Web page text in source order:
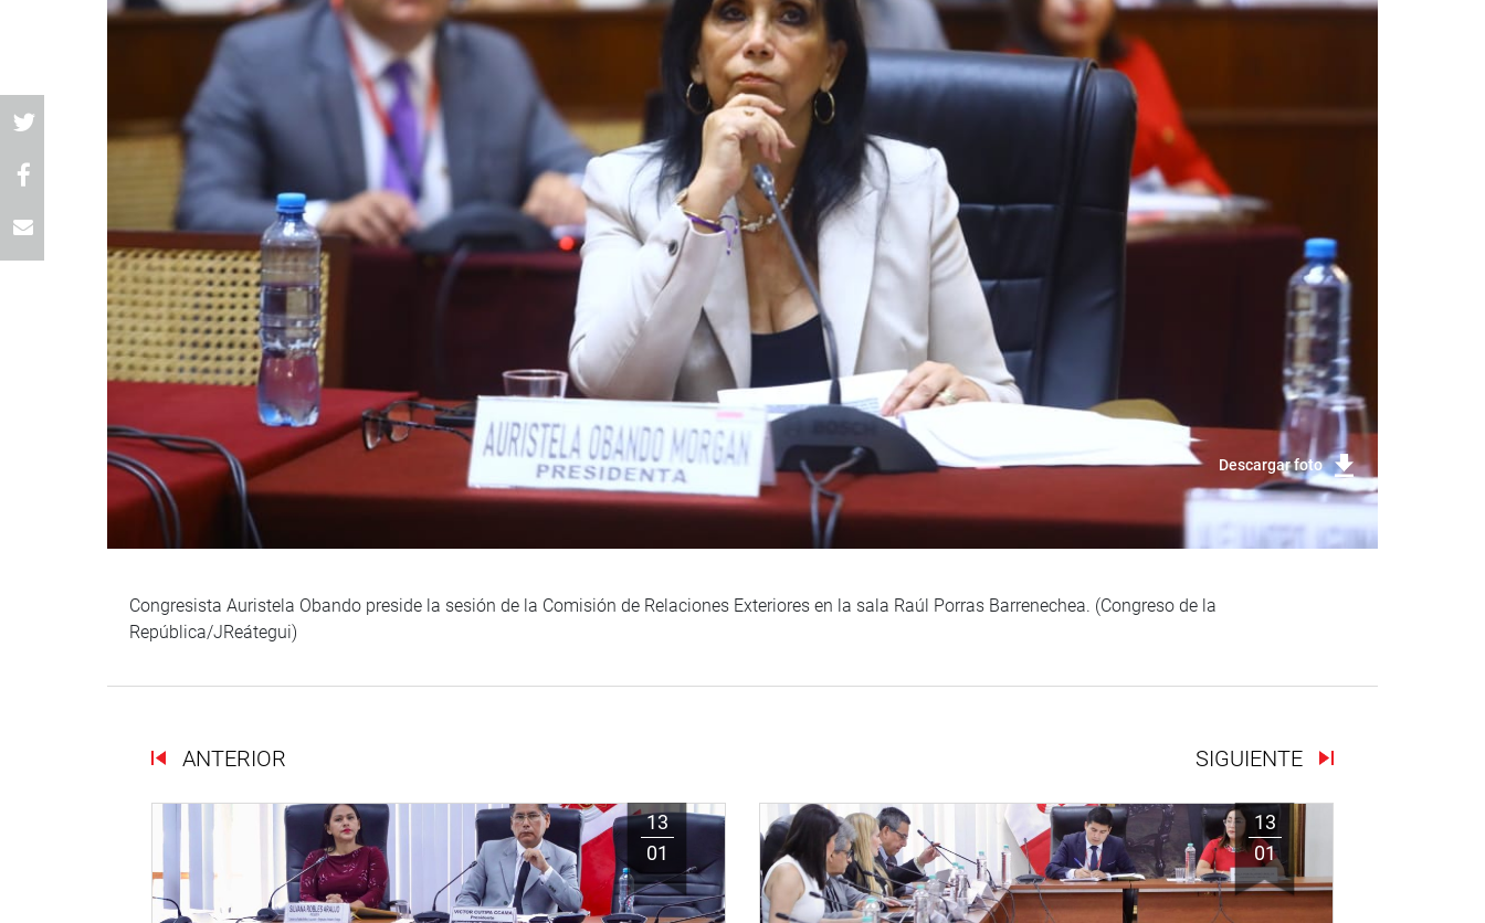
Descargar foto
Congresista Auristela Obando preside la sesión de la Comisión de Relaciones Exteriores en la sala Raúl Porras Barrenechea. (Congreso de la
República/JReátegui)
ANTERIOR SIGUIENTE
13
01
13
01